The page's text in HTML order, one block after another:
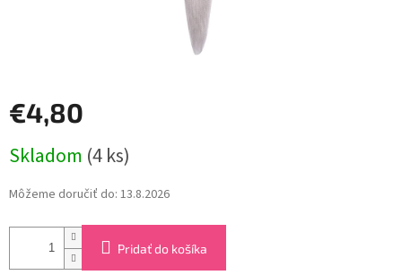
€4,80
cena:
Skladom (4 ks)
Môžeme doručiť do: 13.8.2026
Pridať do košíka